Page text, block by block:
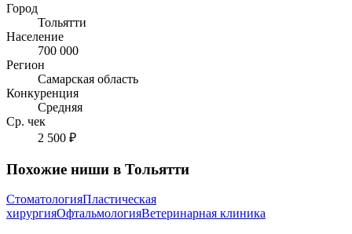
Город
Тольятти
Население
700 000
Регион
Самарская область
Конкуренция
Средняя
Ср. чек
2 500 ₽
Похожие ниши в Тольятти
СтоматологияПластическая
хирургияОфтальмологияВетеринарная клиника